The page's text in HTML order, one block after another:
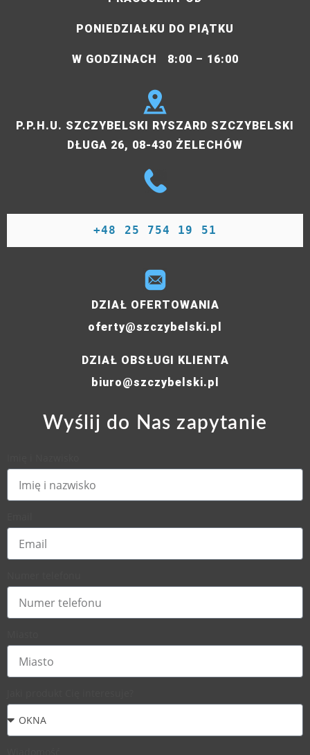
PONIEDZIAŁKU DO PIĄTKU
W GODZINACH 8:00 – 16:00
P.P.H.U. SZCZYBELSKI RYSZARD SZCZYBELSKI
DŁUGA 26, 08-430 ŻELECHÓW
+48 25 754 19 51
DZIAŁ OFERTOWANIA
oferty@szczybelski.pl
DZIAŁ OBSŁUGI KLIENTA
biuro@szczybelski.pl
Wyślij do Nas zapytanie